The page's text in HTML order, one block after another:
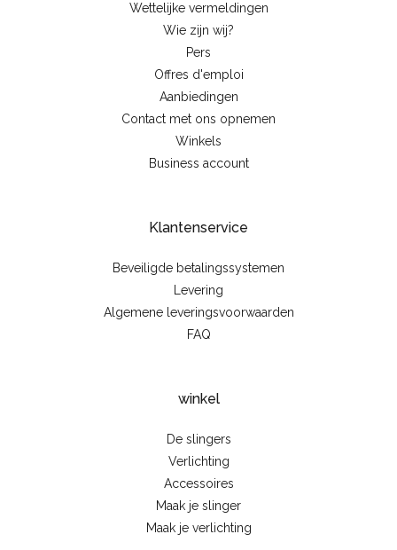
Wettelijke vermeldingen
Wie zijn wij?
Pers
Offres d'emploi
Aanbiedingen
Contact met ons opnemen
Winkels
Business account
Klantenservice
Beveiligde betalingssystemen
Levering
Algemene leveringsvoorwaarden
FAQ
winkel
De slingers
Verlichting
Accessoires
Maak je slinger
Maak je verlichting